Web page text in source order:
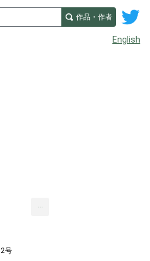
作品・作者
English
2号